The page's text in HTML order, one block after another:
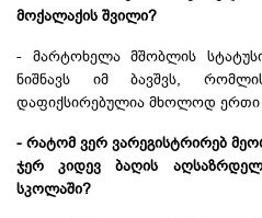
მოქალაქის შვილი?
- მარტოხელა მშობლის
ნიშნავს იმ ბავშვს,
დაფიქსირებულია მხოლოდ ერთი
- რატომ ვერ ვარეგისტრირებ
ჯერ კიდევ ბაღის
სკოლაში?